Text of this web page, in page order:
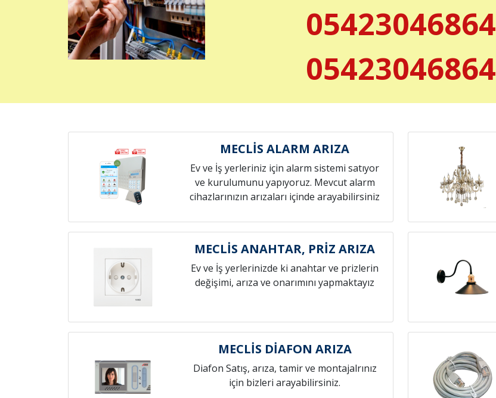
05423046864
05423046864
MECLİS ALARM ARIZA
Ev ve İş yerleriniz için alarm sistemi satıyor
ve kurulumunu yapıyoruz. Mevcut alarm
cihazlarınızın arızaları içinde arayabilirsiniz
MECLİS ANAHTAR, PRİZ ARIZA
Ev ve İş yerlerinizde ki anahtar ve prizlerin
değişimi, arıza ve onarımını yapmaktayız
MECLİS DİAFON ARIZA
Diafon Satış, arıza, tamir ve montajalrınız
için bizleri arayabilirsiniz.